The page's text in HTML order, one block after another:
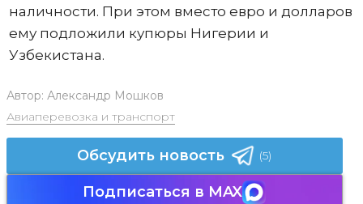
наличности. При этом вместо евро и долларов
ему подложили купюры Нигерии и
Узбекистана.
Автор: Александр Мошков
Авиаперевозка и транспорт
Обсудить новость (5)
Подписаться в MAX